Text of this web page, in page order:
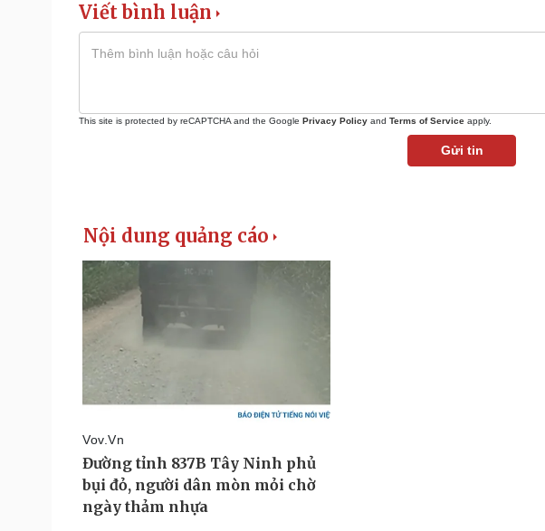
Viết bình luận
This site is protected by reCAPTCHA and the Google Privacy Policy and Terms of Service apply.
Gửi tin